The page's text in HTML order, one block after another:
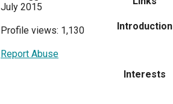
July 2015
Profile views: 1,130
Report Abuse
Introduction
Interests